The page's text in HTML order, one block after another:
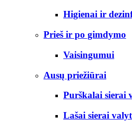
Higienai ir
Prieš ir po gimdymo
Vaisingumui
Ausų priežiūrai
Purškalai sierai
Lašai sierai